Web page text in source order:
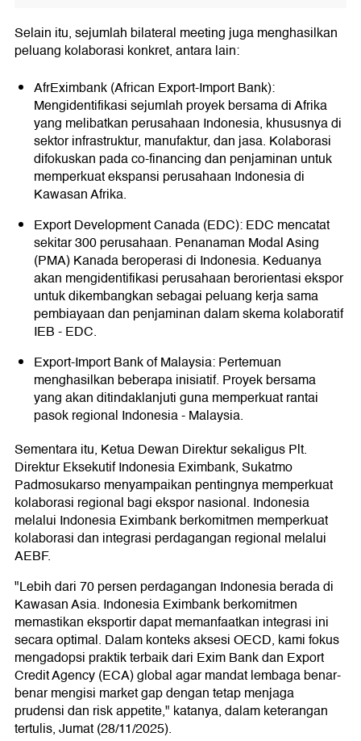
Selain itu, sejumlah bilateral meeting juga menghasilkan
peluang kolaborasi konkret, antara lain:
AfrEximbank (African Export-Import Bank):
Mengidentifikasi sejumlah proyek bersama di Afrika
yang melibatkan perusahaan Indonesia, khususnya di
sektor infrastruktur, manufaktur, dan jasa. Kolaborasi
difokuskan pada co-financing dan penjaminan untuk
memperkuat ekspansi perusahaan Indonesia di
Kawasan Afrika.
Export Development Canada (EDC): EDC mencatat
sekitar 300 perusahaan. Penanaman Modal Asing
(PMA) Kanada beroperasi di Indonesia. Keduanya
akan mengidentifikasi perusahaan berorientasi ekspor
untuk dikembangkan sebagai peluang kerja sama
pembiayaan dan penjaminan dalam skema kolaboratif
IEB - EDC.
Export-Import Bank of Malaysia: Pertemuan
menghasilkan beberapa inisiatif. Proyek bersama
yang akan ditindaklanjuti guna memperkuat rantai
pasok regional Indonesia - Malaysia.
Sementara itu, Ketua Dewan Direktur sekaligus Plt.
Direktur Eksekutif Indonesia Eximbank, Sukatmo
Padmosukarso menyampaikan pentingnya memperkuat
kolaborasi regional bagi ekspor nasional. Indonesia
melalui Indonesia Eximbank berkomitmen memperkuat
kolaborasi dan integrasi perdagangan regional melalui
AEBF.
"Lebih dari 70 persen perdagangan Indonesia berada di
Kawasan Asia. Indonesia Eximbank berkomitmen
memastikan eksportir dapat memanfaatkan integrasi ini
secara optimal. Dalam konteks aksesi OECD, kami fokus
mengadopsi praktik terbaik dari Exim Bank dan Export
Credit Agency (ECA) global agar mandat lembaga benar-
benar mengisi market gap dengan tetap menjaga
prudensi dan risk appetite," katanya, dalam keterangan
tertulis, Jumat (28/11/2025).